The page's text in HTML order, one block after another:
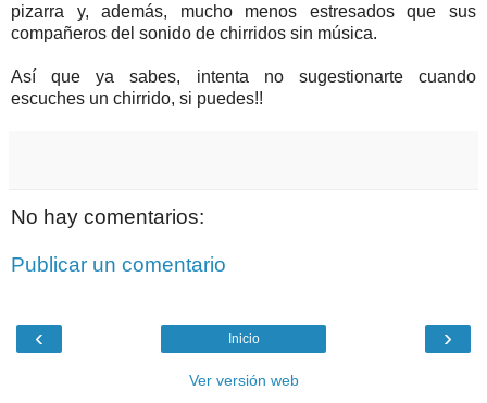
pizarra y, además, mucho menos estresados que sus
compañeros del sonido de chirridos sin música.
Así que ya sabes, intenta no sugestionarte cuando
escuches un chirrido, si puedes!!
No hay comentarios:
Publicar un comentario
‹ ›
Inicio
Ver versión web